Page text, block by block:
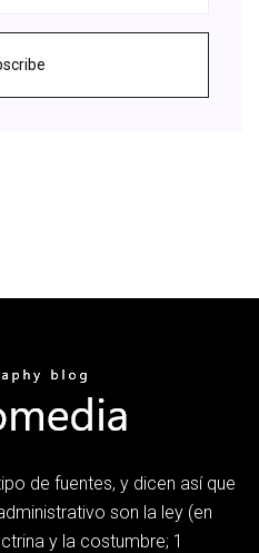
de fuentes, y dicen así que
son la ley (en
y la costumbre; 1